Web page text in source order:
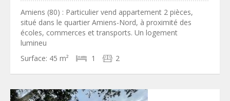
Amiens (80) : Particulier vend appartement 2 pièces,
situé dans le quartier Amiens-Nord, à proximité des
écoles, commerces et transports. Un logement
lumineu
Surface: 45 m² 1 2